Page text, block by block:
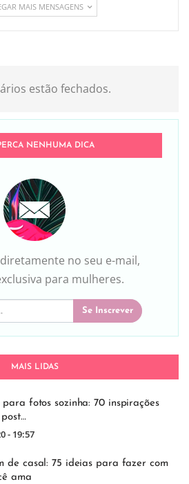
MAIS MENSAGENS
estão fechados.
NENHUMA DICA
no seu e-mail,
para mulheres.
Se Inscrever
MAIS LIDAS
fotos sozinha: 70 inspirações
- 19:57
de casal: 75 ideias para fazer com
ama